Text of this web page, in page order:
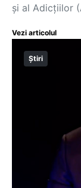
și al Adicțiilor
Vezi articolul
Știri